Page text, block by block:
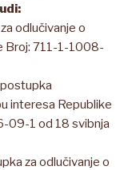
odlučivanje o
Broj: 711-1-1008-
interesa Republike
09-1 od 18 svibnja
za odlučivanje o